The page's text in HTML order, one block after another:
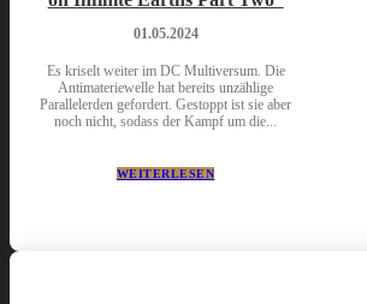
01.05.2024
Es kriselt weiter im DC Multiversum. Die
Antimateriewelle hat bereits unzählige
Parallelerden gefordert. Gestoppt ist sie aber
noch nicht, sodass der Kampf um die...
WEITERLESEN